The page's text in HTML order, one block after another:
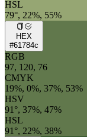
HSL
79°, 22%, 55%
HEX
#61784c
RGB
97, 120, 76
CMYK
19%, 0%, 37%, 53%
HSV
91°, 37%, 47%
HSL
91°, 22%, 38%